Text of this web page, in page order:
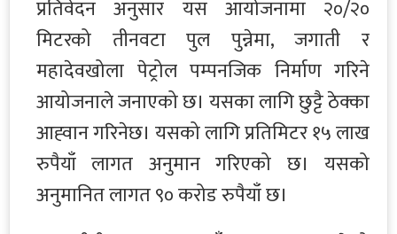
प्रतिवेदन अनुसार यस आयोजनामा २०/२०
मिटरको तीनवटा पुल पुन्नेमा, जगाती र
महादेवखोला पेट्रोल पम्पनजिक निर्माण गरिने
आयोजनाले जनाएको छ। यसका लागि छुट्टै ठेक्का
आह्‍वान गरिनेछ। यसको लागि प्रतिमिटर १५ लाख
रुपैयाँ लागत अनुमान गरिएको छ। यसको
अनुमानित लागत ९० करोड रुपैयाँ छ।